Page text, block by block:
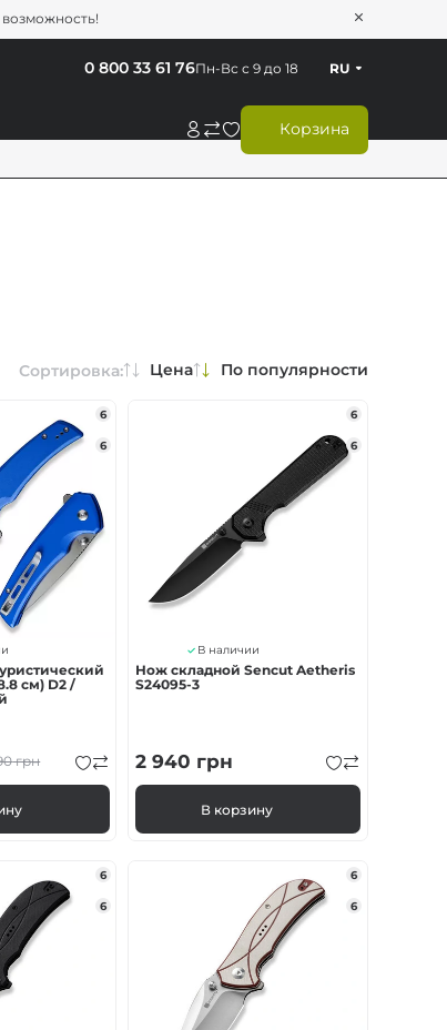
возможность!
Корзина
Пн-Вс с 9 до 18
0 800 33 61 76 RU
Сортировка: Цена По популярности
6
6
см) D2 /
грн
6
6
В наличии
Нож складной Sencut Aetheris
S24095-3
2 940 грн
В корзину
6
6
6
6